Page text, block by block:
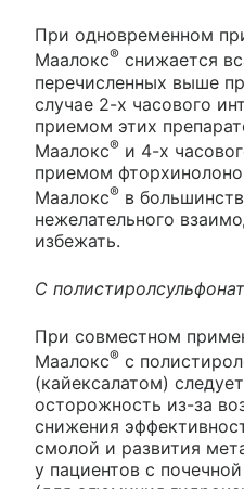
При одновременном
Маалокс® снижается
перечисленных выше
случае 2-х часового
приемом этих
Маалокс® и 4-х
приемом
Маалокс® в
нежелательного
избежать.
С
При совместном
Маалокс® с
(кайексалатом)
осторожность из-за
снижения
смолой и развития
у пациентов с